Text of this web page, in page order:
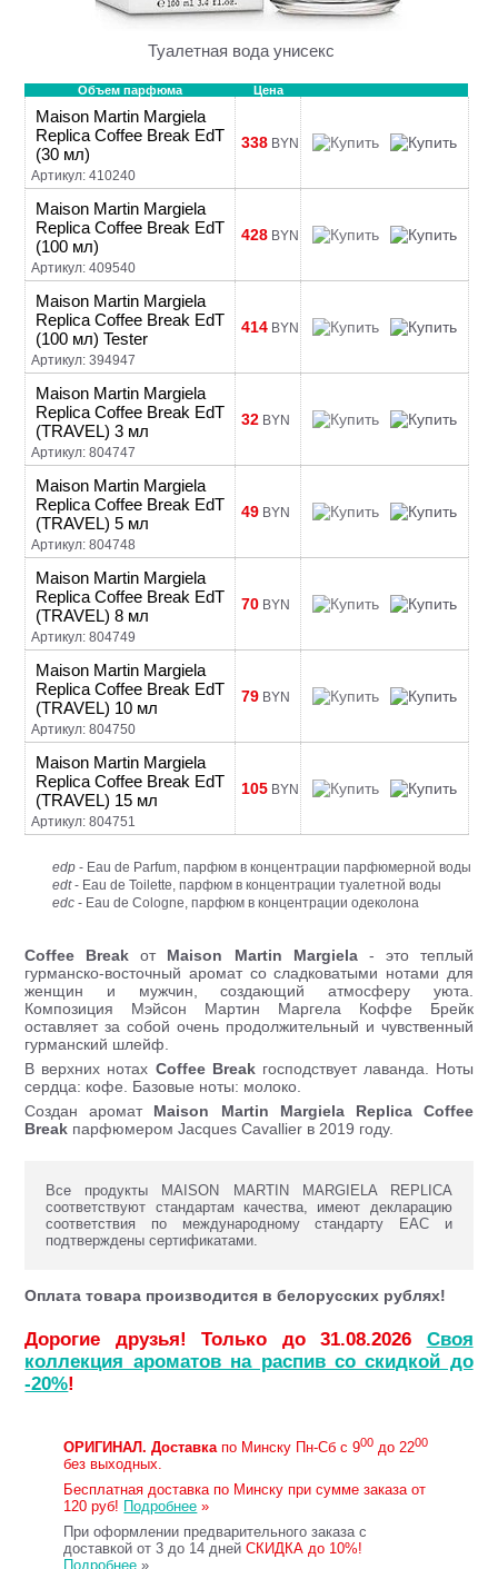
Туалетная вода унисекс
Объем парфюма Цена
Maison Martin Margiela
Replica Coffee Break EdT
(30 мл)
Артикул: 410240
338 BYN
Maison Martin Margiela
Replica Coffee Break EdT
(100 мл)
Артикул: 409540
428 BYN
Maison Martin Margiela
Replica Coffee Break EdT
(100 мл) Tester
Артикул: 394947
414 BYN
Maison Martin Margiela
Replica Coffee Break EdT
(TRAVEL) 3 мл
Артикул: 804747
32 BYN
Maison Martin Margiela
Replica Coffee Break EdT
(TRAVEL) 5 мл
Артикул: 804748
49 BYN
Maison Martin Margiela
Replica Coffee Break EdT
(TRAVEL) 8 мл
Артикул: 804749
70 BYN
Maison Martin Margiela
Replica Coffee Break EdT
(TRAVEL) 10 мл
Артикул: 804750
79 BYN
Maison Martin Margiela
Replica Coffee Break EdT
(TRAVEL) 15 мл
Артикул: 804751
105 BYN
edp - Eau de Parfum, парфюм в концентрации парфюмерной воды
edt- Eau de Toilette, парфюм в концентрации туалетной воды
edc - Eau de Cologne, парфюм в концентрации одеколона
Coffee Break от Maison Martin Margiela - это теплый
гурманско-восточный аромат со сладковатыми нотами для
женщин и мужчин, создающий атмосферу уюта.
Композиция Мэйсон Мартин Маргела Коффе Брейк
оставляет за собой очень продолжительный и чувственный
гурманский шлейф.
В верхних нотах Coffee Break господствует лаванда. Ноты
сердца: кофе. Базовые ноты: молоко.
Создан аромат Maison Martin MargielaReplica Coffee
Break парфюмером Jacques Cavallier в 2019 году.
Все продукты MAISON MARTIN MARGIELA REPLICA
соответствуют стандартам качества, имеют декларацию
соответствия по международному стандарту ЕАС и
подтверждены сертификатами.
Оплата товара производится в белорусских рублях!
Дорогие друзья! Только до 31.08.2026 Своя
коллекция ароматов на распив со скидкой до
-20%!
ОРИГИНАЛ. Доставкапо Минску Пн-Сб с 900 до 2200
без выходных.
Бесплатная доставка по Минску при сумме заказа от
120 руб! Подробнее »
При оформлении предварительного заказа с
доставкой от 3 до 14 днейСКИДКА до 10%!
Подробнее »